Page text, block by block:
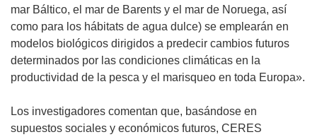
a
)
n
u
n
a
n
e
v
mar Báltico, el mar de Barents y el mar de Noruega, así
como para los hábitats de agua dulce) se emplearán en
modelos biológicos dirigidos a predecir cambios futuros
determinados por las condiciones climáticas en la
productividad de la pesca y el marisqueo en toda Europa».
Los investigadores comentan que, basándose en
supuestos sociales y económicos futuros, CERES